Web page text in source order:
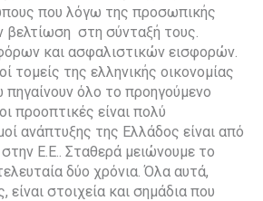
που λόγω της προσωπικής
βελτίωση στη σύνταξή τους.
και ασφαλιστικών εισφορών.
τομείς της ελληνικής οικονομίας
όλο το προηγούμενο
προοπτικές είναι πολύ
ανάπτυξης της Ελλάδος είναι από
Ε.Ε.. Σταθερά μειώνουμε το
δύο χρόνια. Όλα αυτά,
είναι στοιχεία και σημάδια που